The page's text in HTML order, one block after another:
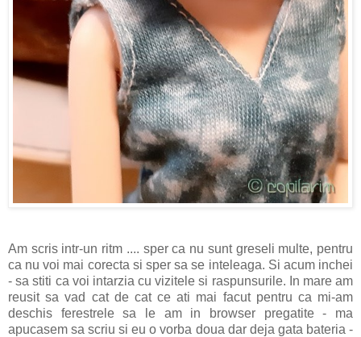
Am scris intr-un ritm .... sper ca nu sunt greseli multe, pentru
ca nu voi mai corecta si sper sa se inteleaga. Si acum inchei
- sa stiti ca voi intarzia cu vizitele si raspunsurile. In mare am
reusit sa vad cat de cat ce ati mai facut pentru ca mi-am
deschis ferestrele sa le am in browser pregatite - ma
apucasem sa scriu si eu o vorba doua dar deja gata bateria -